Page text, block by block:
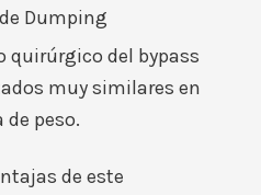
Dumping
quirúrgico del bypass
muy similares en
peso.
de este